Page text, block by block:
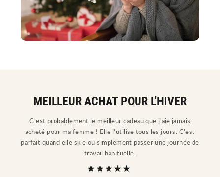
MEILLEUR ACHAT POUR L'HIVER
C'est probablement le meilleur cadeau que j'aie jamais
acheté pour ma femme ! Elle l'utilise tous les jours. C'est
parfait quand elle skie ou simplement passer une journée de
travail habituelle.